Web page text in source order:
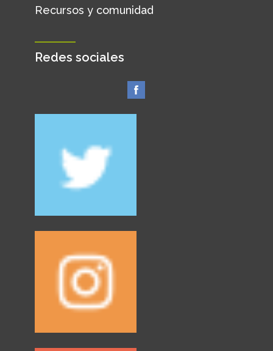
Recursos y comunidad
Redes sociales